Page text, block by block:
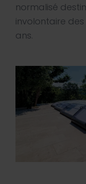
Inspirations
E-shop
Votre projet
Configurer ma
Demander un
normalisé
involontaire
ans.